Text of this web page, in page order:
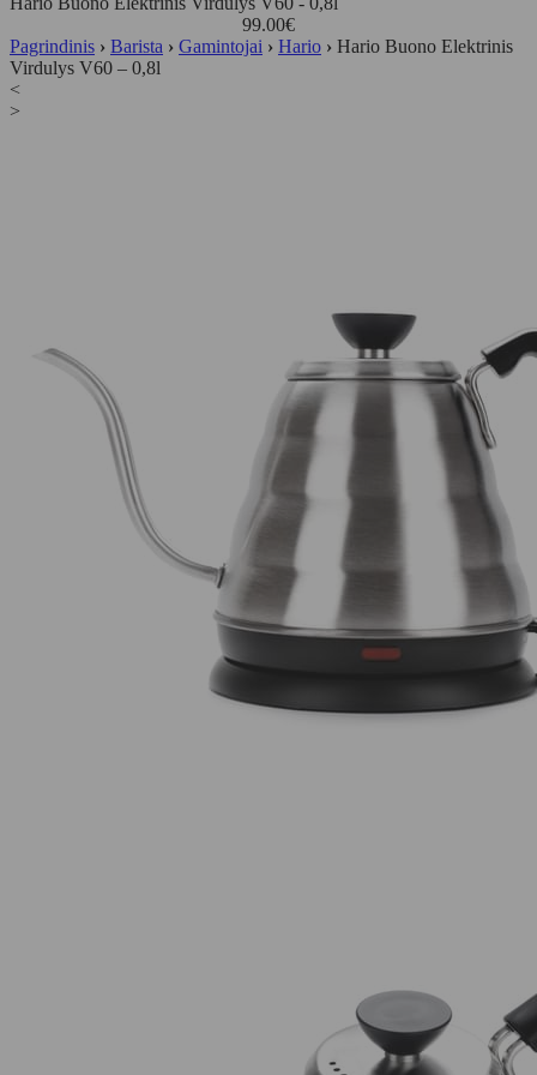
99.00€
Pagrindinis › Barista › Gamintojai › Hario › Hario Buono Elektrinis
Virdulys V60 – 0,8l
<
>